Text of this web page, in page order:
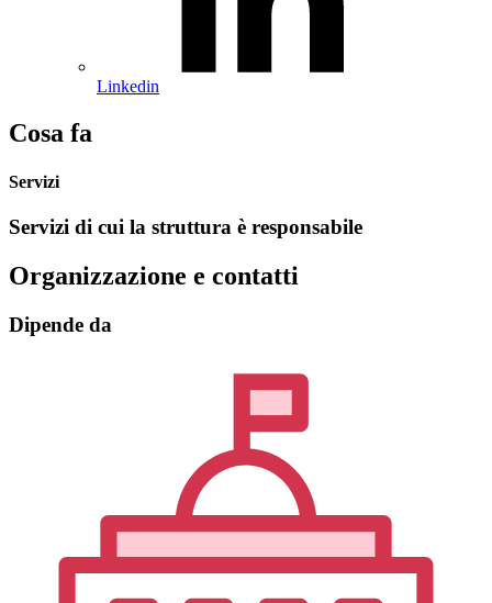
Linkedin
Cosa fa
Servizi
Servizi di cui la struttura è responsabile
Organizzazione e contatti
Dipende da